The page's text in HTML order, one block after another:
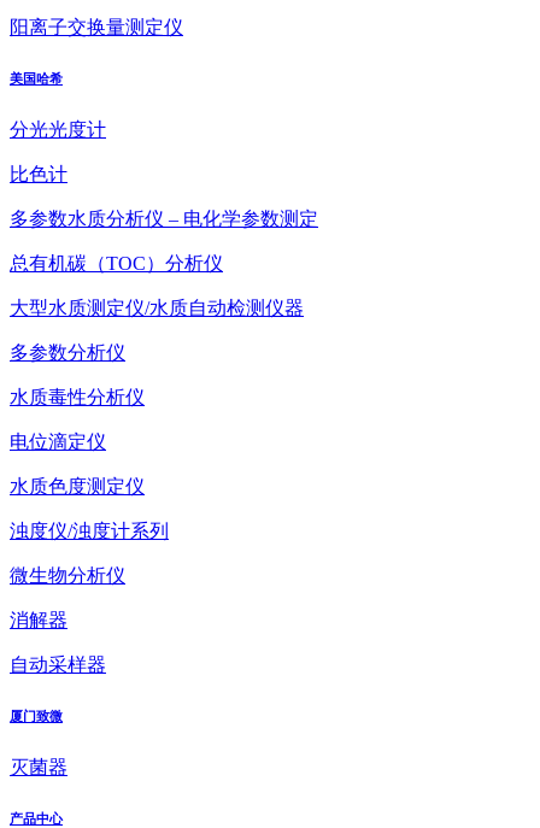
阳离子交换量测定仪
美国哈希
分光光度计
比色计
多参数水质分析仪 – 电化学参数测定
总有机碳（TOC）分析仪
大型水质测定仪/水质自动检测仪器
多参数分析仪
水质毒性分析仪
电位滴定仪
水质色度测定仪
浊度仪/浊度计系列
微生物分析仪
消解器
自动采样器
厦门致微
灭菌器
产品中心